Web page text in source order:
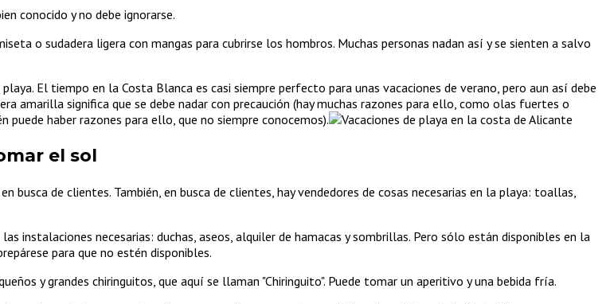
conocido y no debe ignorarse.
o sudadera ligera con mangas para cubrirse los hombros. Muchas personas nadan así y se sienten a salvo
El tiempo en la Costa Blanca es casi siempre perfecto para unas vacaciones de verano, pero aun así debe
amarilla significa que se debe nadar con precaución (hay muchas razones para ello, como olas fuertes o
haber razones para ello, que no siempre conocemos).
el sol
busca de clientes. También, en busca de clientes, hay vendedores de cosas necesarias en la playa: toallas,
instalaciones necesarias: duchas, aseos, alquiler de hamacas y sombrillas. Pero sólo están disponibles en la
para que no estén disponibles.
y grandes chiringuitos, que aquí se llaman "Chiringuito". Puede tomar un aperitivo y una bebida fría.